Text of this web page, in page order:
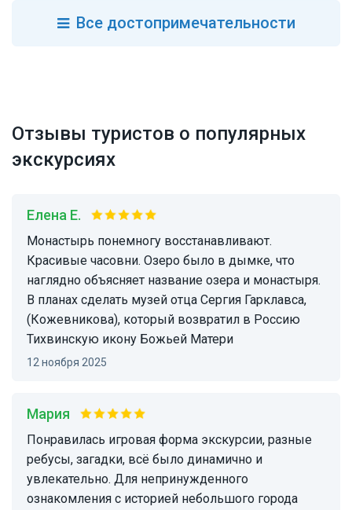
Вседостопримечательности
Отзывы туристов о популярных
экскурсиях
Елена Е.
Монастырь понемногу восстанавливают.
Красивые часовни. Озеро было в дымке, что
наглядно объясняет название озера и монастыря.
В планах сделать музей отца Сергия Гарклавса,
(Кожевникова), который возвратил в Россию
Тихвинскую икону Божьей Матери
12 ноября 2025
мария
Понравилась игровая форма экскурсии, разные
ребусы, загадки, всё было динамично и
увлекательно. Для непринужденного
ознакомления с историей небольшого города